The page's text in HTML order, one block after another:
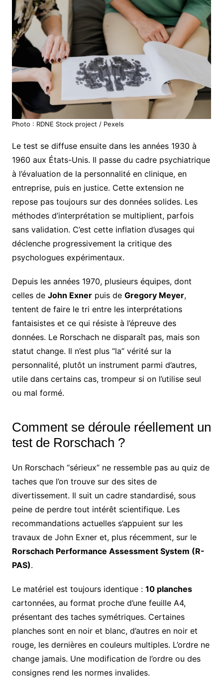
Photo : RDNE Stock project / Pexels
Le test se diffuse ensuite dans les années 1930 à
1960 aux États-Unis. Il passe du cadre psychiatrique
à l’évaluation de la personnalité en clinique, en
entreprise, puis en justice. Cette extension ne
repose pas toujours sur des données solides. Les
méthodes d’interprétation se multiplient, parfois
sans validation. C’est cette inflation d’usages qui
déclenche progressivement la critique des
psychologues expérimentaux.
Depuis les années 1970, plusieurs équipes, dont
celles de John Exnerpuis de Gregory Meyer,
tentent de faire le tri entre les interprétations
fantaisistes et ce qui résiste à l’épreuve des
données. Le Rorschach ne disparaît pas, mais son
statut change. Il n’est plus “la” vérité sur la
personnalité, plutôt un instrument parmi d’autres,
utile dans certains cas, trompeur si on l’utilise seul
ou mal formé.
Comment se déroule réellement un
test de Rorschach ?
Un Rorschach “sérieux” ne ressemble pas au quiz de
taches que l’on trouve sur des sites de
divertissement. Il suit un cadre standardisé, sous
peine de perdre tout intérêt scientifique. Les
recommandations actuelles s’appuient sur les
travaux de John Exner et, plus récemment, sur le
Rorschach Performance Assessment System (R-
PAS).
Le matériel est toujours identique : 10 planches
cartonnées, au format proche d’une feuille A4,
présentant des taches symétriques. Certaines
planches sont en noir et blanc, d’autres en noir et
rouge, les dernières en couleurs multiples. L’ordre ne
change jamais. Une modification de l’ordre ou des
consignes rend les normes invalides.